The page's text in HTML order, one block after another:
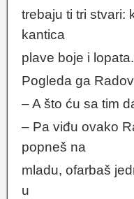
trebaju ti tri stvari:
kantica
plave boje i lopata.
Pogleda ga
– A što ću sa tim
– Pa viđu ovako
popneš na
mladu, ofarbaš
u